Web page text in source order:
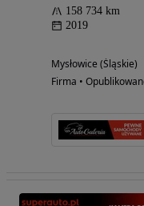
158 734 km
2019
Mysłowice (Śląskie)
Firma •